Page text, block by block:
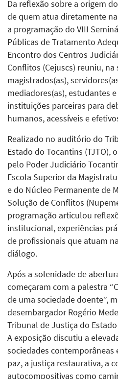
Da reflexão sobre a origem
de quem atua diretamente
a programação do VIII
Públicas de Tratamento
Encontro dos Centros
Conflitos (Cejuscs) reuniu, na
magistrados(as),
mediadores(as), estudantes
instituições parceiras para
humanos, acessíveis e
Realizado no auditório do
Estado do Tocantins (TJTO),
pelo Poder Judiciário
Escola Superior da
e do Núcleo Permanente de
Solução de Conflitos
programação articulou
institucional, experiências
de profissionais que atuam
diálogo.
Após a solenidade de
começaram com a palestra
de uma sociedade doente”,
desembargador Rogério
Tribunal de Justiça do Estado
A exposição discutiu a
sociedades
paz, a justiça restaurativa, a
autocompositivas como